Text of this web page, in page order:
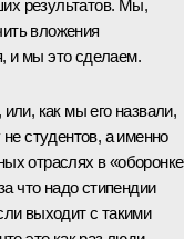
результатов. Мы,
вложения
и мы это сделаем.
как мы его назвали,
студентов, а именно
отраслях в
что надо стипендии
выходит с такими